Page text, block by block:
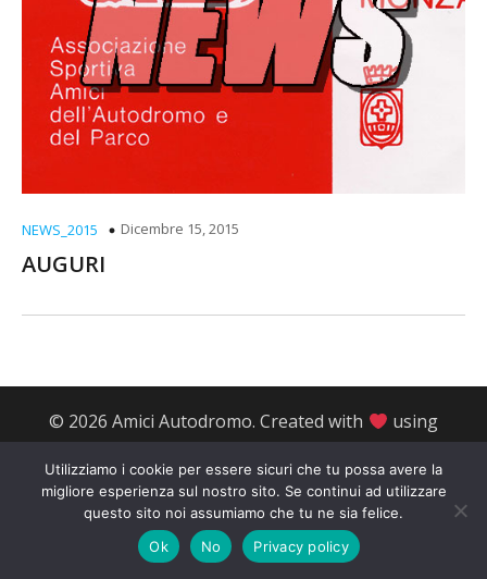
NEWS_2015 Dicembre 15, 2015
AUGURI
© 2026 Amici Autodromo. Created with
using
WordPress andKubio
Utilizziamo i cookie per essere sicuri che tu possa avere la
migliore esperienza sul nostro sito. Se continui ad utilizzare
questo sito noi assumiamo che tu ne sia felice.
Ok
No Privacy policy